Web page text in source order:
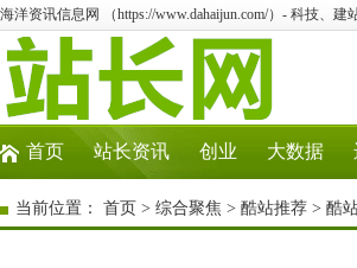
海洋资讯信息网 （https://www.dahaijun.com/）- 科技、
首页 站长资讯 创业 大数据
当前位置： 首页 > 综合聚焦 > 酷站推荐 > 酷